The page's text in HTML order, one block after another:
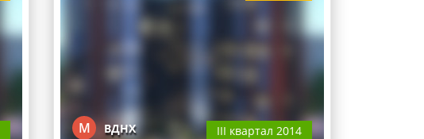
М ВДНХ III квартал 2014